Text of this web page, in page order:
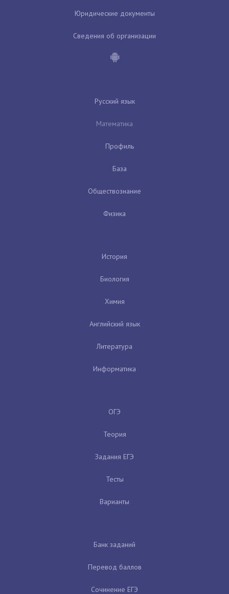
Юридические документы
Сведения об организации
Русский язык
Математика
Профиль
База
Обществознание
Физика
История
Биология
Химия
Английский язык
Литература
Информатика
ОГЭ
Теория
Задания ЕГЭ
Тесты
Варианты
Банк заданий
Перевод баллов
Сочинение ЕГЭ